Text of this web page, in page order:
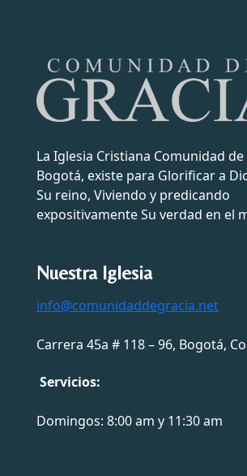
La Iglesia Cristiana Comunidad de
Bogotá, existe para Glorificar a
Su reino, Viviendo y predicando
expositivamente Su verdad en el
Nuestra Iglesia
info@comunidaddegracia.net
Carrera 45a # 118 – 96, Bogotá,
Servicios:
Domingos: 8:00 am y 11:30 am